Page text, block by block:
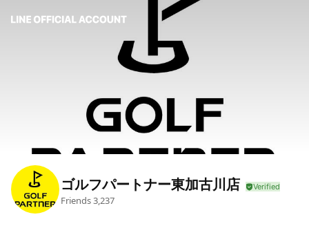
ゴルフパートナー東加古川店
Friends3,237